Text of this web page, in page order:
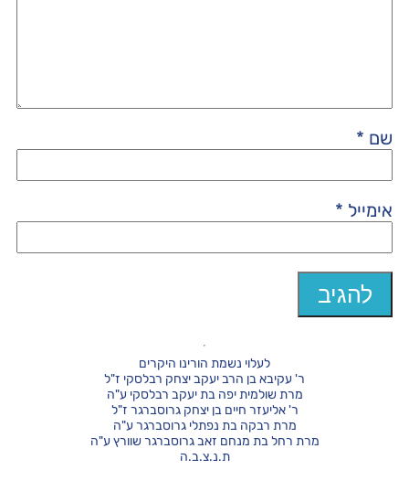
שם *
אימייל *
לעלוי נשמת הורינו היקרים
ר' עקיבא בן הרב יעקב יצחק רבלסקי ז"ל
מרת שולמית יפה בת יעקב רבלסקי ע"ה
ר' אליעזר חיים בן יצחק גרוסברגר ז"ל
מרת רבקה בת נפתלי גרוסברגר ע"ה
מרת רחל בת מנחם זאב גרוסברגר שוורץ ע"ה
ת.נ.צ.ב.ה